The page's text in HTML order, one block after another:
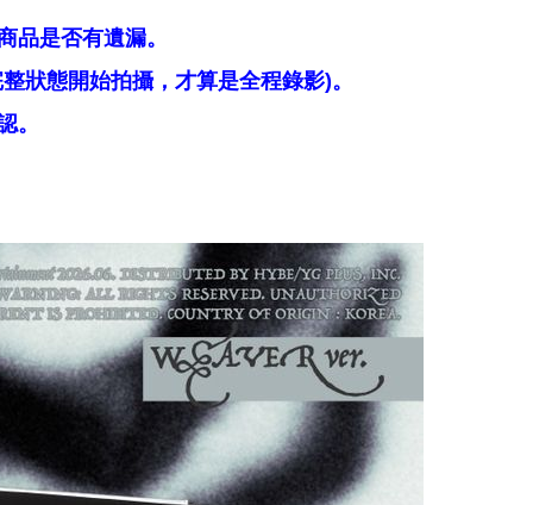
品是否有遺漏。
狀態開始拍攝，才算是全程錄影)。
。